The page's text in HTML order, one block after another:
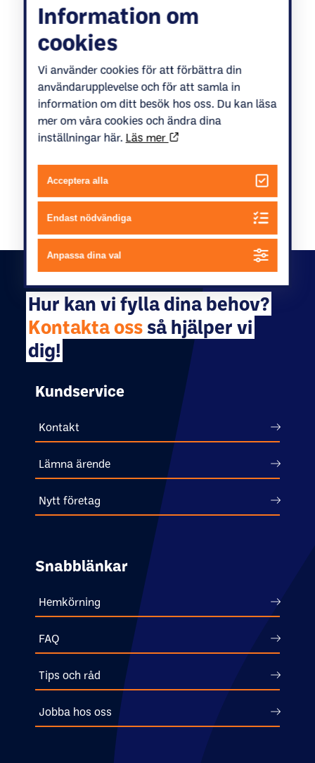
Hur kan vi fylla dina behov?
Kontakta oss så hjälper vi
dig!
Kundservice
Kontakt
Lämna ärende
Nytt företag
Snabblänkar
Hemkörning
FAQ
Tips och råd
Jobba hos oss
Information om
cookies
Vi använder cookies för att förbättra din
användarupplevelse och för att samla in
information om ditt besök hos oss. Du kan läsa
mer om våra cookies och ändra dina
inställningar här. Läs mer
Acceptera alla
Endast nödvändiga
Anpassa dina val